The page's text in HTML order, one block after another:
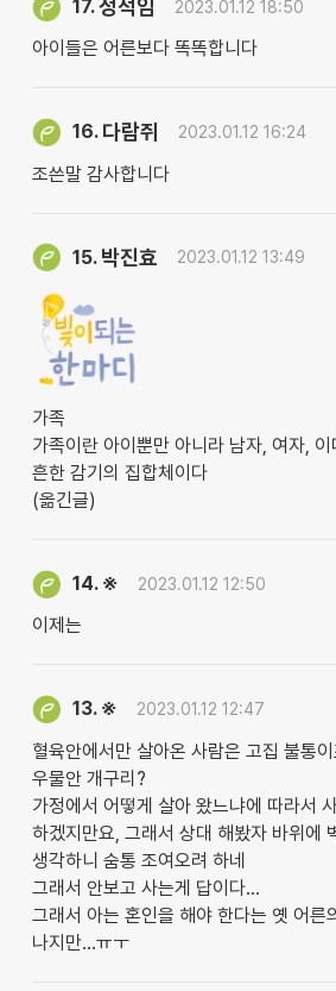
17.정석임 2023.01.12 18:50
아이들은 어른보다 똑똑합니다
16. 다람쥐 2023.01.12 16:24
조쓴말 감사합니다
15. 박진효 2023.01.12 13:49
가족
가족이란 아이뿐만 아니라 남자, 여자,
흔한 감기의 집합체이다
(옮긴글)
14. ※ 2023.01.12 12:50
이제는
13. ※ 2023.01.12 12:47
혈육안에서만 살아온 사람은 고집 불통이
우물안 개구리?
가정에서 어떻게 살아 왔느냐에 따라서
하겠지만요, 그래서 상대 해봤자 바위에
생각하니 숨통 조여오려 하네
그래서 안보고 사는게 답이다...
그래서 아는 혼인을 해야 한다는 옛 어른
나지만...ㅠㅜ